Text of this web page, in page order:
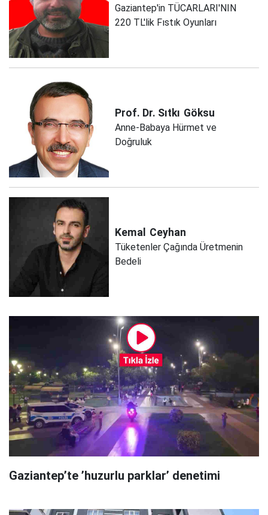
Gaziantep'in TÜCARLARI'NIN
220 TL'lik Fıstık Oyunları
Prof. Dr. Sıtkı Göksu
Anne-Babaya Hürmet ve
Doğruluk
Kemal Ceyhan
Tüketenler Çağında Üretmenin
Bedeli
Gaziantep’te ’huzurlu parklar’ denetimi